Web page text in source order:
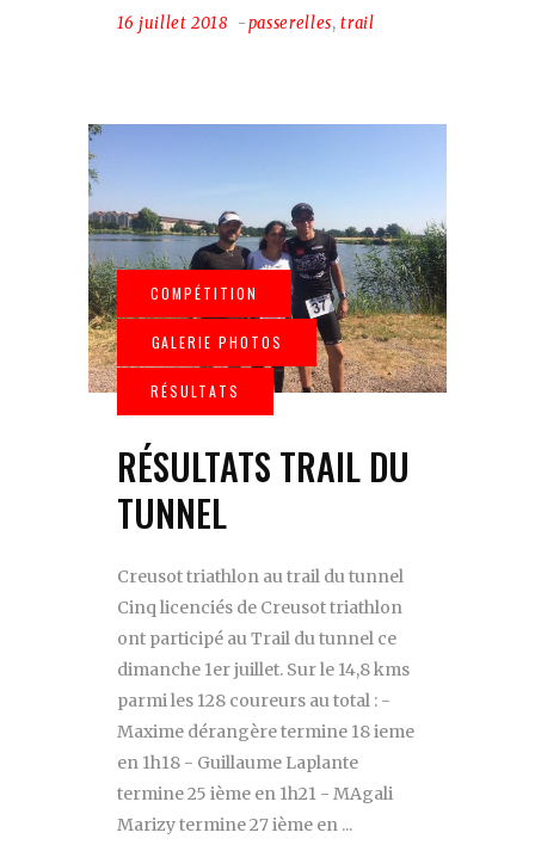
16 juillet 2018 passerelles,trail
RÉSULTATS TRAIL DU
TUNNEL
Creusot triathlon au trail du tunnel
Cinq licenciés de Creusot triathlon
ont participé au Trail du tunnel ce
dimanche 1er juillet. Sur le 14,8 kms
parmi les 128 coureurs au total : -
Maxime dérangère termine 18 ieme
en 1h18 - Guillaume Laplante
termine 25 ième en 1h21 - MAgali
Marizy termine 27 ième en